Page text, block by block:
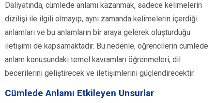
Daliyatında, cümlede anlamı kazanmak, sadece kelimelerin
dizilişi ile ilgili olmayıp, aynı zamanda kelimelerin içerdiği
anlamları ve bu anlamların bir araya gelerek oluşturduğu
iletişimi de kapsamaktadır. Bu nedenle, öğrencilerin cümlede
anlam konusundaki temel kavramları öğrenmeleri, dil
becerilerini geliştirecek ve iletişimlerini güçlendirecektir.
Cümlede Anlamı Etkileyen Unsurlar